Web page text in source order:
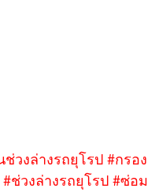
ช่วงล่างรถยุโรป #กรอง
#ช่วงล่างรถยุโรป #ซ่อม